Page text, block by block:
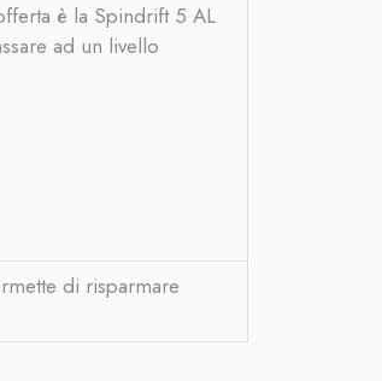
è la Spindrift 5 AL
ad un livello
di risparmare